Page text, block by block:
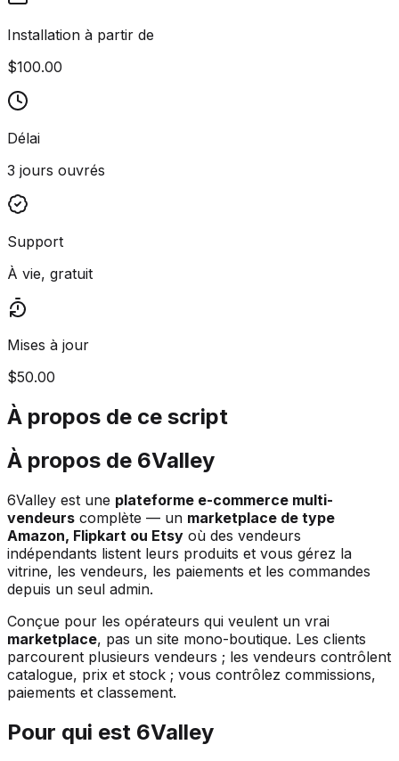
Installation à partir de
$100.00
Délai
3 jours ouvrés
Support
À vie, gratuit
Mises à jour
$50.00
À propos de ce script
À propos de 6Valley
6Valley est une plateforme e-commerce multi-
vendeurs complète — un marketplace de type
Amazon, Flipkart ou Etsy où des vendeurs
indépendants listent leurs produits et vous gérez la
vitrine, les vendeurs, les paiements et les commandes
depuis un seul admin.
Conçue pour les opérateurs qui veulent un vrai
marketplace, pas un site mono-boutique. Les clients
parcourent plusieurs vendeurs ; les vendeurs contrôlent
catalogue, prix et stock ; vous contrôlez commissions,
paiements et classement.
Pour qui est 6Valley